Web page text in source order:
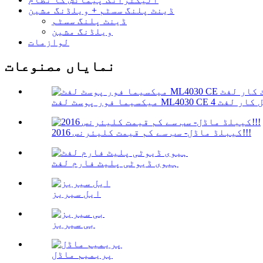
ڈینٹ پلنگ سسٹم + ویلڈنگ مشین
ڈینٹ پلنگ سسٹم
ویلڈنگ مشین
لوازمات
نمایاں مصنوعات
2016 کیبلڈ ماڈل- سب سے کم قیمت کلیئرنس!!!
ہیوی ڈیوٹی پلیٹ فارم لفٹ
ایل سیریز
بی سیریز
پریمیم ماڈل